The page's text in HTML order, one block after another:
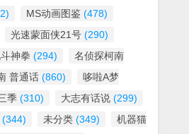
MS动画图鉴 (478)
光速蒙面侠21号 (290)
神拳 (294)
名侦探柯南
普通话 (860)
哆啦A梦
季 (310) 大志有话说 (299)
(344) 未分类 (349)
机器猫